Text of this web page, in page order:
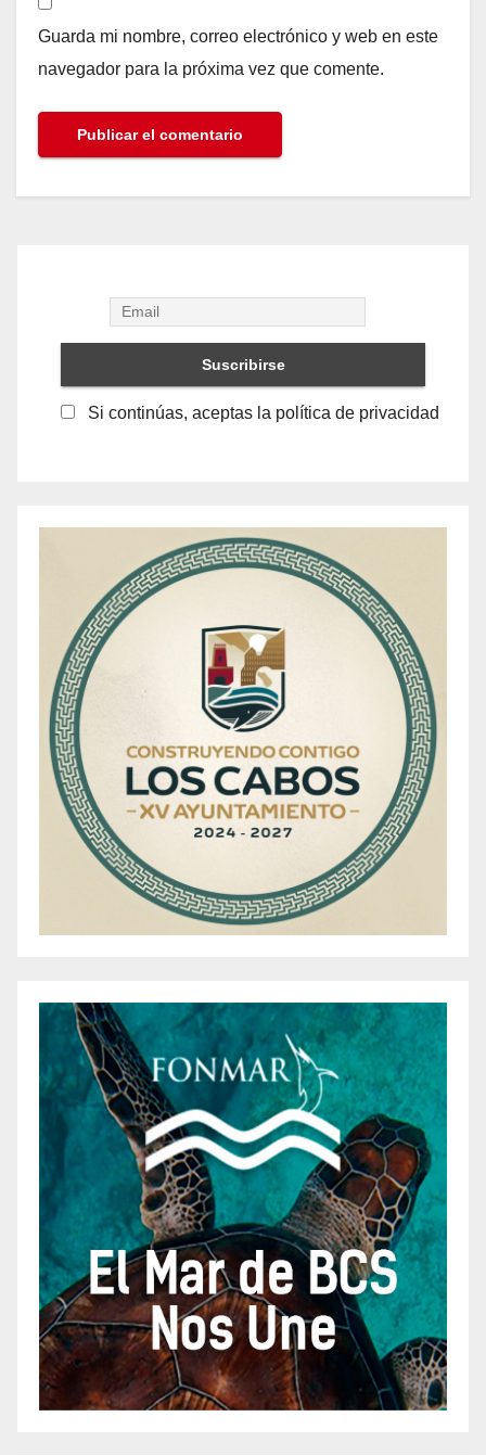
Guarda mi nombre, correo electrónico y web en este
navegador para la próxima vez que comente.
Si continúas, aceptas la política de privacidad